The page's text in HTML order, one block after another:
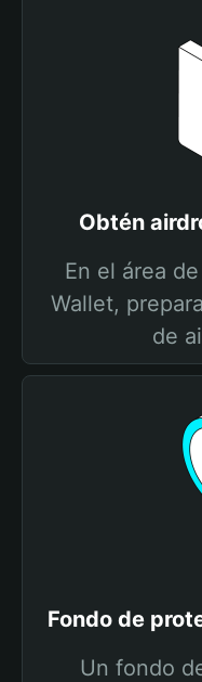
Obtén
En el área
Wallet,
de
Fondo de
Un fondo